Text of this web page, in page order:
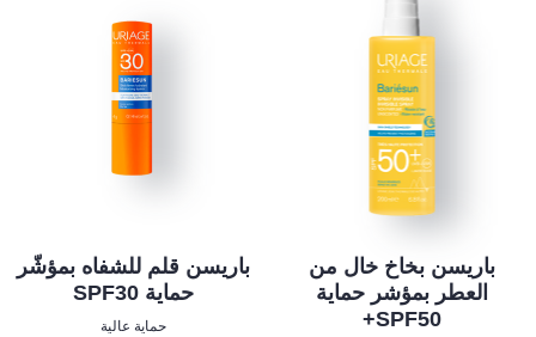
باريسن بخاخ خال من
العطر بمؤشر حماية
SPF50+
باريسن قلم للشفاه بمؤشّر
حماية SPF30
حماية عالية